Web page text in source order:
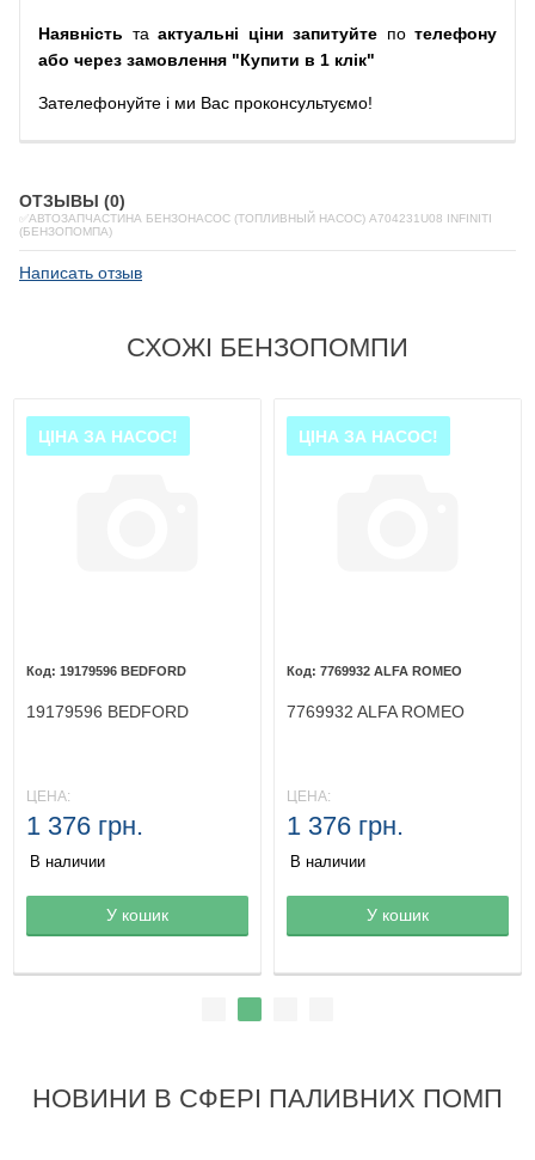
Наявність та актуальні ціни запитуйте по телефону
або через замовлення "Купити в 1 клік"
Зателефонуйте і ми Вас проконсультуємо!
ОТЗЫВЫ (0)
✅АВТОЗАПЧАСТИНА БЕНЗОНАСОС (ТОПЛИВНЫЙ НАСОС) A704231U08 INFINITI
(БЕНЗОПОМПА)
Написать отзыв
СХОЖІ БЕНЗОПОМПИ
Товар в корзине
ЦІНА ЗА НАСОС!
19179596 BEDFORD
19179596 BEDFORD
ЦЕНА:
1 376 грн.
В наличии
У кошик Товар в корзине
ЦІНА ЗА НАСОС!
7769932 ALFA ROMEO
7769932 ALFA ROMEO
ЦЕНА:
1 376 грн.
В наличии
У кошик
НОВИНИ В СФЕРІ ПАЛИВНИХ ПОМП